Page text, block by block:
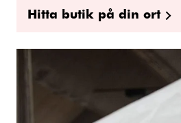
Hitta butik på din ort